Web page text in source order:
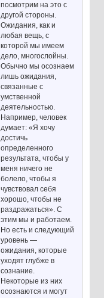
посмотрим на это с
другой стороны.
Ожидания, как и
любая вещь, с
которой мы имеем
дело, многослойны.
Обычно мы осознаем
лишь ожидания,
связанные с
умственной
деятельностью.
Например, человек
думает: «Я хочу
достичь
определенного
результата, чтобы у
меня ничего не
болело, чтобы я
чувствовал себя
хорошо, чтобы не
раздражаться». С
этим мы и работаем.
Но есть и следующий
уровень —
ожидания, которые
уходят глубже в
сознание.
Некоторые из них
осознаются и могут